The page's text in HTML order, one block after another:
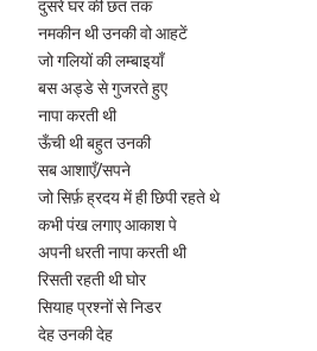
दुसरे घर की छत तक
नमकीन थी उनकी वो आहटें
जो गलियों की लम्बाइयाँ
बस अड्डे से गुजरते हुए
नापा करती थी
ऊँची थी बहुत उनकी
सब आशाएँ/सपने
जो सिर्फ़ ह्रदय में ही छिपी रहते थे
कभी पंख लगाए आकाश पे
अपनी धरती नापा करती थी
रिसती रहती थी घोर
सियाह प्रश्नों से निडर
देह उनकी देह